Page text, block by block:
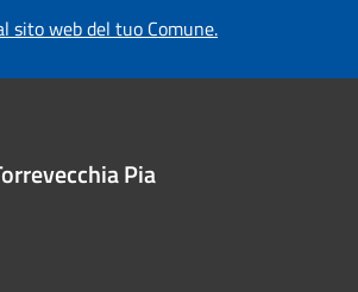
sito web del tuo Comune.
Pia